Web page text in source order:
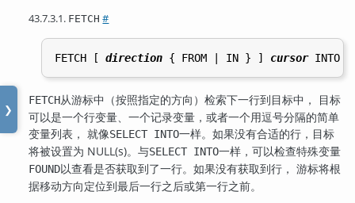
❯
43.7.3.1. FETCH #
FETCH [ direction { FROM | IN } ] cursor INTO
FETCH从游标中（按照指定的方向）检索下一行到目标中， 目标
可以是一个行变量、一个记录变量，或者一个用逗号分隔的简单
变量列表， 就像SELECT INTO一样。如果没有合适的行，目标
将被设置为 NULL(s)。与SELECT INTO一样，可以检查特殊变量
FOUND以查看是否获取到了一行。如果没有获取到行， 游标将根
据移动方向定位到最后一行之后或第一行之前。